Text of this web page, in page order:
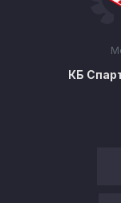
КБ